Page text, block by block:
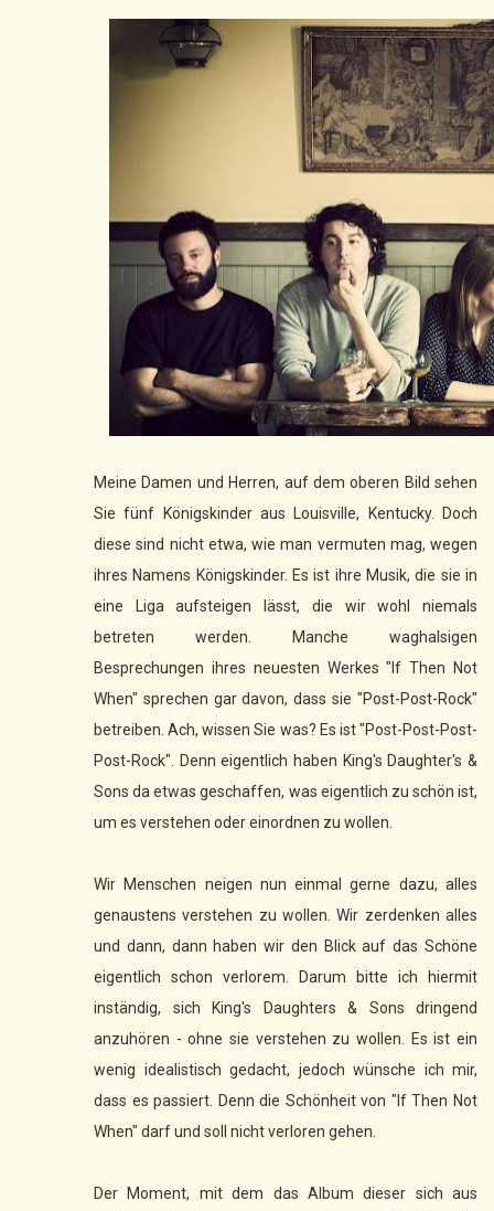
Meine Damen und Herren, auf dem oberen Bild sehen
Sie fünf Königskinder aus Louisville, Kentucky. Doch
diese sind nicht etwa, wie man vermuten mag, wegen
ihres Namens Königskinder. Es ist ihre Musik, die sie in
eine Liga aufsteigen lässt, die wir wohl niemals
betreten werden. Manche waghalsigen
Besprechungen ihres neuesten Werkes "If Then Not
When" sprechen gar davon, dass sie "Post-Post-Rock"
betreiben. Ach, wissen Sie was? Es ist "Post-Post-Post-
Post-Rock". Denn eigentlich haben King's Daughter's &
Sons da etwas geschaffen, was eigentlich zu schön ist,
um es verstehen oder einordnen zu wollen.
Wir Menschen neigen nun einmal gerne dazu, alles
genaustens verstehen zu wollen. Wir zerdenken alles
und dann, dann haben wir den Blick auf das Schöne
eigentlich schon verlorem. Darum bitte ich hiermit
inständig, sich King's Daughters & Sons dringend
anzuhören - ohne sie verstehen zu wollen. Es ist ein
wenig idealistisch gedacht, jedoch wünsche ich mir,
dass es passiert. Denn die Schönheit von "If Then Not
When" darf und soll nicht verloren gehen.
Der Moment, mit dem das Album dieser sich aus